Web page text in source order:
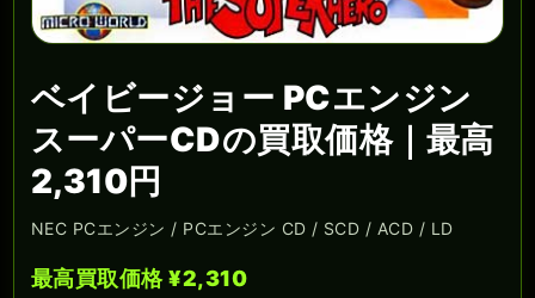
ベイビージョー PCエンジン
スーパーCDの買取価格｜最高
2,310円
NEC PCエンジン / PCエンジン CD / SCD / ACD / LD
最高買取価格 ¥2,310